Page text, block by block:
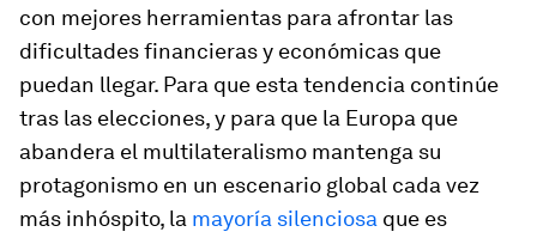
con mejores herramientas para afrontar las
dificultades financieras y económicas que
puedan llegar. Para que esta tendencia continúe
tras las elecciones, y para que la Europa que
abandera el multilateralismo mantenga su
protagonismo en un escenario global cada vez
más inhóspito, la mayoría silenciosa que es